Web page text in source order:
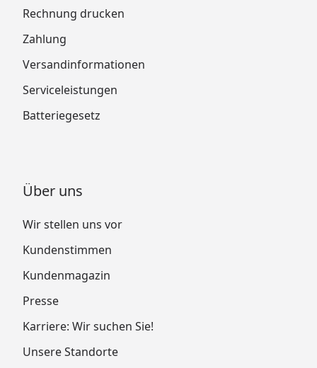
Rechnung drucken
Zahlung
Versandinformationen
Serviceleistungen
Batteriegesetz
Über uns
Wir stellen uns vor
Kundenstimmen
Kundenmagazin
Presse
Karriere: Wir suchen Sie!
Unsere Standorte